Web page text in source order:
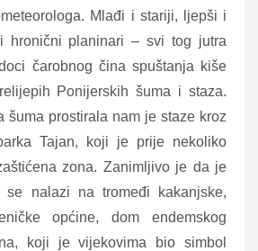
Mlađi i stariji, ljepši i
hronični planinari – svi tog jutra
čarobnog čina spuštanja kiše
Ponijerskih šuma i staza.
šuma prostirala nam je staze kroz
Tajan, koji je prije nekoliko
zona. Zanimljivo je da je
se nalazi na tromeđi kakanjske,
općine, dom endemskog
koji je vijekovima bio simbol